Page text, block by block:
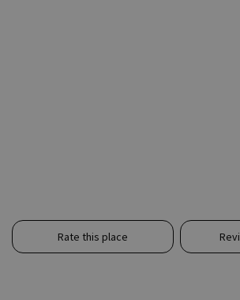
Rate this place